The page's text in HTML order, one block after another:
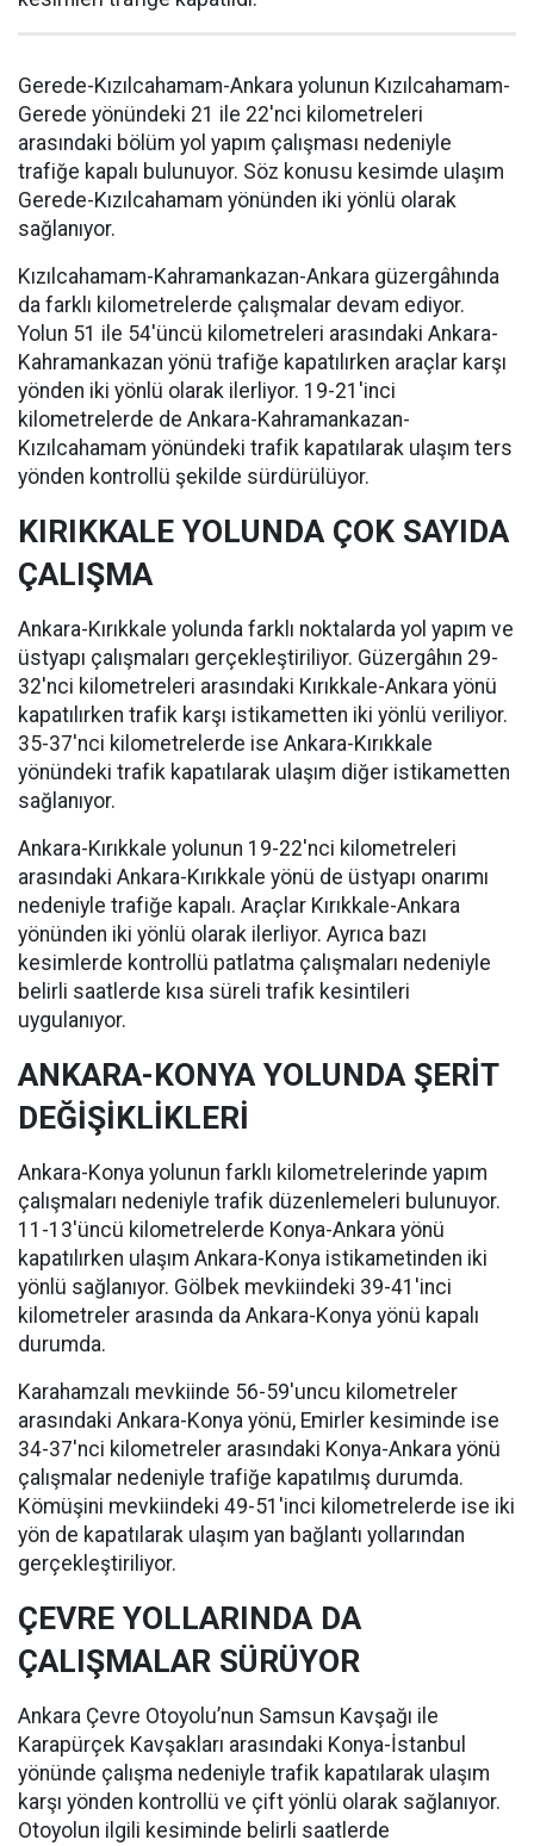
Gerede-Kızılcahamam-Ankara yolunun Kızılcahamam-
Gerede yönündeki 21 ile 22'nci kilometreleri
arasındaki bölüm yol yapım çalışması nedeniyle
trafiğe kapalı bulunuyor. Söz konusu kesimde ulaşım
Gerede-Kızılcahamam yönünden iki yönlü olarak
sağlanıyor.
Kızılcahamam-Kahramankazan-Ankara güzergâhında
da farklı kilometrelerde çalışmalar devam ediyor.
Yolun 51 ile 54'üncü kilometreleri arasındaki Ankara-
Kahramankazan yönü trafiğe kapatılırken araçlar karşı
yönden iki yönlü olarak ilerliyor. 19-21'inci
kilometrelerde de Ankara-Kahramankazan-
Kızılcahamam yönündeki trafik kapatılarak ulaşım ters
yönden kontrollü şekilde sürdürülüyor.
KIRIKKALE YOLUNDA ÇOK SAYIDA
ÇALIŞMA
Ankara-Kırıkkale yolunda farklı noktalarda yol yapım ve
üstyapı çalışmaları gerçekleştiriliyor. Güzergâhın 29-
32'nci kilometreleri arasındaki Kırıkkale-Ankara yönü
kapatılırken trafik karşı istikametten iki yönlü veriliyor.
35-37'nci kilometrelerde ise Ankara-Kırıkkale
yönündeki trafik kapatılarak ulaşım diğer istikametten
sağlanıyor.
Ankara-Kırıkkale yolunun 19-22'nci kilometreleri
arasındaki Ankara-Kırıkkale yönü de üstyapı onarımı
nedeniyle trafiğe kapalı. Araçlar Kırıkkale-Ankara
yönünden iki yönlü olarak ilerliyor. Ayrıca bazı
kesimlerde kontrollü patlatma çalışmaları nedeniyle
belirli saatlerde kısa süreli trafik kesintileri
uygulanıyor.
ANKARA-KONYA YOLUNDA ŞERİT
DEĞİŞİKLİKLERİ
Ankara-Konya yolunun farklı kilometrelerinde yapım
çalışmaları nedeniyle trafik düzenlemeleri bulunuyor.
11-13'üncü kilometrelerde Konya-Ankara yönü
kapatılırken ulaşım Ankara-Konya istikametinden iki
yönlü sağlanıyor. Gölbek mevkiindeki 39-41'inci
kilometreler arasında da Ankara-Konya yönü kapalı
durumda.
Karahamzalı mevkiinde 56-59'uncu kilometreler
arasındaki Ankara-Konya yönü, Emirler kesiminde ise
34-37'nci kilometreler arasındaki Konya-Ankara yönü
çalışmalar nedeniyle trafiğe kapatılmış durumda.
Kömüşini mevkiindeki 49-51'inci kilometrelerde ise iki
yön de kapatılarak ulaşım yan bağlantı yollarından
gerçekleştiriliyor.
ÇEVRE YOLLARINDA DA
ÇALIŞMALAR SÜRÜYOR
Ankara Çevre Otoyolu’nun Samsun Kavşağı ile
Karapürçek Kavşakları arasındaki Konya-İstanbul
yönünde çalışma nedeniyle trafik kapatılarak ulaşım
karşı yönden kontrollü ve çift yönlü olarak sağlanıyor.
Otoyolun ilgili kesiminde belirli saatlerde